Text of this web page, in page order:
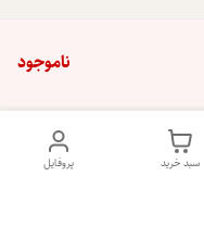
ناموجود
پروفایل سبد خرید